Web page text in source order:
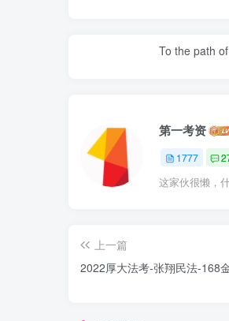
To the path
第一考资
1777
这家伙很懒，
上一篇
￼2022厚大法考-张翔民法-168